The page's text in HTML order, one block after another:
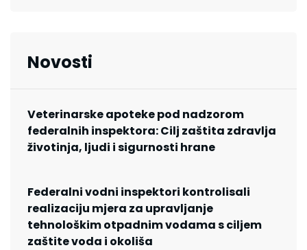
Novosti
Veterinarske apoteke pod nadzorom
federalnih inspektora: Cilj zaštita zdravlja
životinja, ljudi i sigurnosti hrane
Federalni vodni inspektori kontrolisali
realizaciju mjera za upravljanje
tehnološkim otpadnim vodama s ciljem
zaštite voda i okoliša